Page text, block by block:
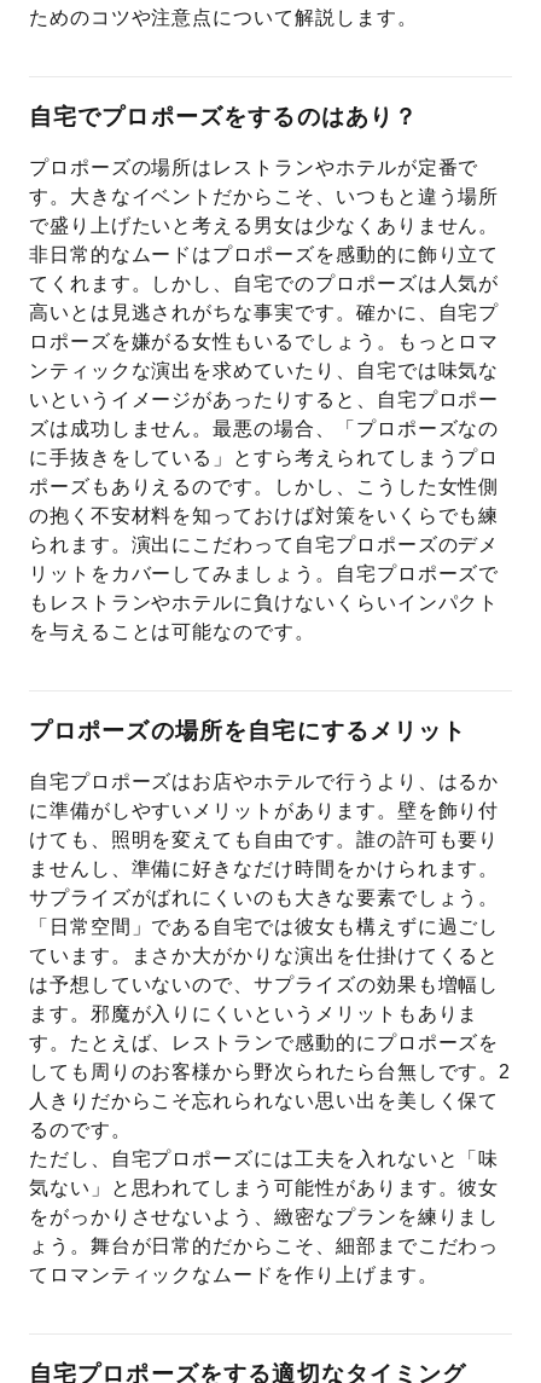
ためのコツや注意点について解説します。
自宅でプロポーズをするのはあり？
プロポーズの場所はレストランやホテルが定番で
す。大きなイベントだからこそ、いつもと違う場所
で盛り上げたいと考える男女は少なくありません。
非日常的なムードはプロポーズを感動的に飾り立て
てくれます。しかし、自宅でのプロポーズは人気が
高いとは見逃されがちな事実です。確かに、自宅プ
ロポーズを嫌がる女性もいるでしょう。もっとロマ
ンティックな演出を求めていたり、自宅では味気な
いというイメージがあったりすると、自宅プロポー
ズは成功しません。最悪の場合、「プロポーズなの
に手抜きをしている」とすら考えられてしまうプロ
ポーズもありえるのです。しかし、こうした女性側
の抱く不安材料を知っておけば対策をいくらでも練
られます。演出にこだわって自宅プロポーズのデメ
リットをカバーしてみましょう。自宅プロポーズで
もレストランやホテルに負けないくらいインパクト
を与えることは可能なのです。
プロポーズの場所を自宅にするメリット
自宅プロポーズはお店やホテルで行うより、はるか
に準備がしやすいメリットがあります。壁を飾り付
けても、照明を変えても自由です。誰の許可も要り
ませんし、準備に好きなだけ時間をかけられます。
サプライズがばれにくいのも大きな要素でしょう。
「日常空間」である自宅では彼女も構えずに過ごし
ています。まさか大がかりな演出を仕掛けてくると
は予想していないので、サプライズの効果も増幅し
ます。邪魔が入りにくいというメリットもありま
す。たとえば、レストランで感動的にプロポーズを
しても周りのお客様から野次られたら台無しです。2
人きりだからこそ忘れられない思い出を美しく保て
るのです。
ただし、自宅プロポーズには工夫を入れないと「味
気ない」と思われてしまう可能性があります。彼女
をがっかりさせないよう、緻密なプランを練りまし
ょう。舞台が日常的だからこそ、細部までこだわっ
てロマンティックなムードを作り上げます。
自宅プロポーズをする適切なタイミング